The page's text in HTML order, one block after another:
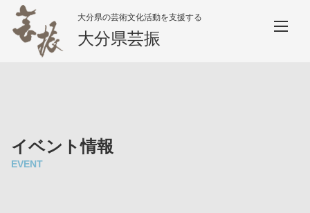
大分県の芸術文化活動を支援する
大分県芸振
イベント情報
EVENT